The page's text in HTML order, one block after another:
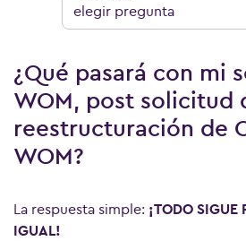
¿Qué pasará con mi
WOM, post solicitud
reestructuración de
WOM?
La respuesta simple: ¡TODO
IGUAL!
elegir pregunta